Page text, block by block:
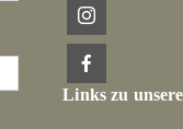
Links zu